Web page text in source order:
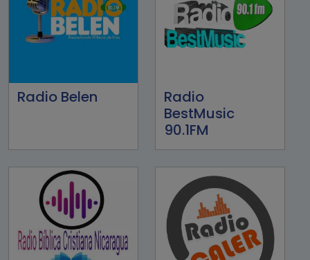
Radio Belen
Radio
BestMusic
90.1FM